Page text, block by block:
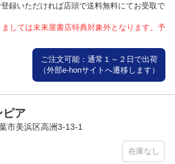
録いただければ店頭で送料無料にてお受取で
しては未来屋書店特典対象外となります。予
ご注文可能：通常１～２日で出荷
（外部e-honサイトへ遷移します）
ピア
市美浜区高洲3-13-1
在庫なし